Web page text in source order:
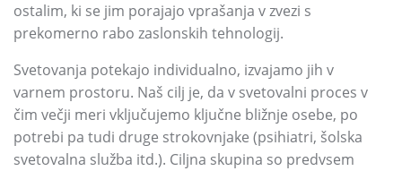
ostalim, ki se jim porajajo vprašanja v zvezi s
prekomerno rabo zaslonskih tehnologij.
Svetovanja potekajo individualno, izvajamo jih v
varnem prostoru. Naš cilj je, da v svetovalni proces v
čim večji meri vključujemo ključne bližnje osebe, po
potrebi pa tudi druge strokovnjake (psihiatri, šolska
svetovalna služba itd.). Ciljna skupina so predvsem